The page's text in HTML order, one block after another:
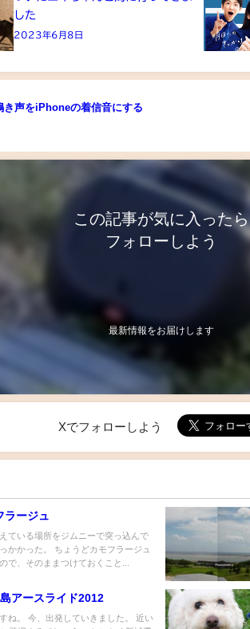
した
2023年6月8日
き声をiPhoneの着信音にする
この記事が気に入ったら
フォローしよう
最新情報をお届けします
Xでフォローしよう
ラージュ
ている場所をジムニーで突っ込んで
かかった。 ちょうどカモフラージュ
で、そのままつけておくこと...
アースライド2012
ね。 今、出発していきました。 近い